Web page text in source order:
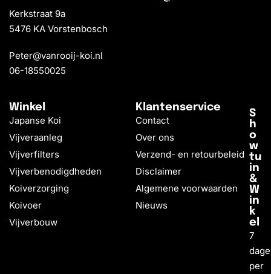
Kerkstraat 9a
5476 KA Vorstenbosch
Peter@vanrooij-koi.nl
06-18550025
Winkel
Japanse Koi
Vijveraanleg
Vijverfilters
Vijverbenodigdheden
Koiverzorging
Koivoer
Vijverbouw
Klantenservice
Contact
Over ons
Verzend- en retourbeleid
Disclaimer
Algemene voorwaarden
Nieuws
S
h
o
w
tu
in
&
W
in
k
el
7
per